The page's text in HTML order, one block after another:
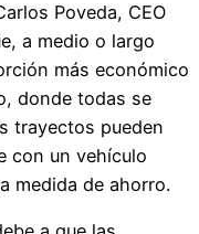
Poveda, CEO
a medio o largo
más económico
donde todas se
trayectos pueden
con un vehículo
medida de ahorro.